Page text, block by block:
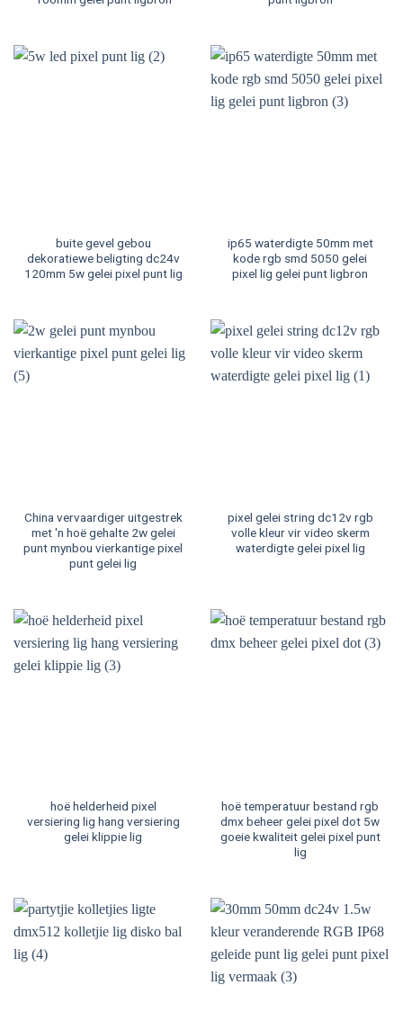
buite gevel gebou
dekoratiewe beligting dc24v
120mm 5w gelei pixel punt lig
ip65 waterdigte 50mm met
kode rgb smd 5050 gelei
pixel lig gelei punt ligbron
China vervaardiger uitgestrek
met 'n hoë gehalte 2w gelei
punt mynbou vierkantige pixel
punt gelei lig
pixel gelei string dc12v rgb
volle kleur vir video skerm
waterdigte gelei pixel lig
hoë helderheid pixel
versiering lig hang versiering
gelei klippie lig
hoë temperatuur bestand rgb
dmx beheer gelei pixel dot 5w
goeie kwaliteit gelei pixel punt
lig